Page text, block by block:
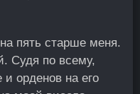
пять старше меня.
Судя по всему,
и орденов на его